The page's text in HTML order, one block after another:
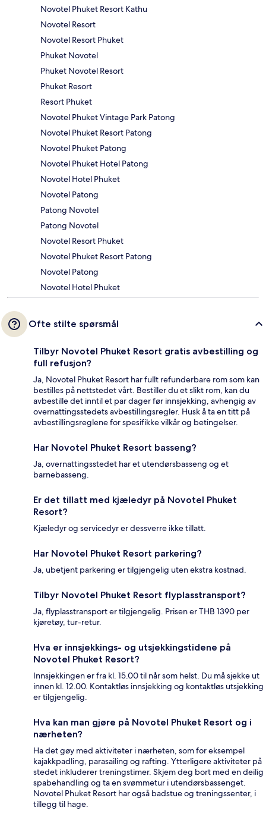
Novotel Phuket Resort Kathu
Novotel Resort
Novotel Resort Phuket
Phuket Novotel
Phuket Novotel Resort
Phuket Resort
Resort Phuket
Novotel Phuket Vintage Park Patong
Novotel Phuket Resort Patong
Novotel Phuket Patong
Novotel Phuket Hotel Patong
Novotel Hotel Phuket
Novotel Patong
Patong Novotel
Patong Novotel
Novotel Resort Phuket
Novotel Phuket Resort Patong
Novotel Patong
Novotel Hotel Phuket
Ofte stilte spørsmål
Tilbyr Novotel Phuket Resort gratis avbestilling og
full refusjon?
Ja, Novotel Phuket Resort har fullt refunderbare rom som kan
bestilles på nettstedet vårt. Bestiller du et slikt rom, kan du
avbestille det inntil et par dager før innsjekking, avhengig av
overnattingsstedets avbestillingsregler. Husk å ta en titt på
avbestillingsreglene for spesifikke vilkår og betingelser.
Har Novotel Phuket Resort basseng?
Ja, overnattingsstedet har et utendørsbasseng og et
barnebasseng.
Er det tillatt med kjæledyr på Novotel Phuket
Resort?
Kjæledyr og servicedyr er dessverre ikke tillatt.
Har Novotel Phuket Resort parkering?
Ja, ubetjent parkering er tilgjengelig uten ekstra kostnad.
Tilbyr Novotel Phuket Resort flyplasstransport?
Ja, flyplasstransport er tilgjengelig. Prisen er THB 1390 per
kjøretøy, tur-retur.
Hva er innsjekkings- og utsjekkingstidene på
Novotel Phuket Resort?
Innsjekkingen er fra kl. 15.00 til når som helst. Du må sjekke ut
innen kl. 12.00. Kontaktløs innsjekking og kontaktløs utsjekking
er tilgjengelig.
Hva kan man gjøre på Novotel Phuket Resort og i
nærheten?
Ha det gøy med aktiviteter i nærheten, som for eksempel
kajakkpadling, parasailing og rafting. Ytterligere aktiviteter på
stedet inkluderer treningstimer. Skjem deg bort med en deilig
spabehandling og ta en svømmetur i utendørsbassenget.
Novotel Phuket Resort har også badstue og treningssenter, i
tillegg til hage.